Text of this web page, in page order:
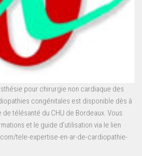
pour chirurgie non cardiaque des
congénitales est disponible dès à
télésanté du CHU de Bordeaux. Vous
et le guide d’utilisation via le lien
tele-expertise-en-ar-de-cardiopathie-